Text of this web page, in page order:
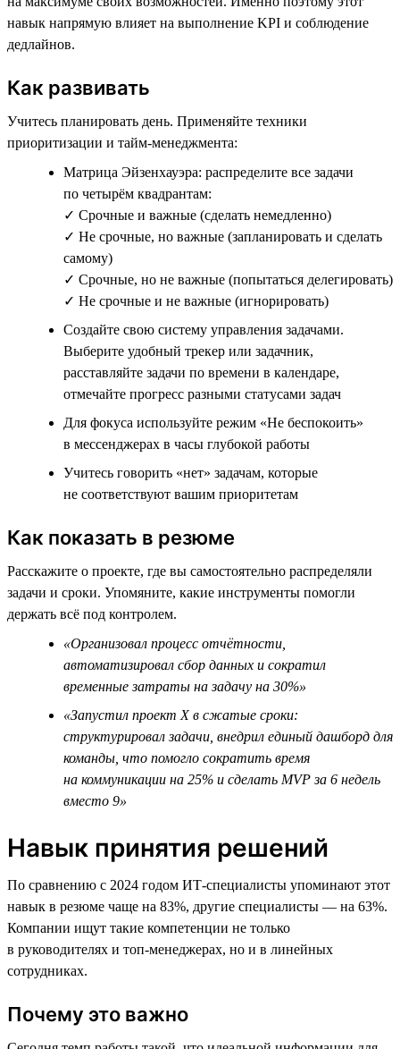
навык напрямую влияет на выполнение KPI и соблюдение
дедлайнов.
Как развивать
Учитесь планировать день. Применяйте техники
приоритизации и тайм-менеджмента:
Матрица Эйзенхауэра: распределите все задачи
по четырём квадрантам:
✓ Срочные и важные (сделать немедленно)
✓ Не срочные, но важные (запланировать и сделать
самому)
✓ Срочные, но не важные (попытаться делегировать)
✓ Не срочные и не важные (игнорировать)
Создайте свою систему управления задачами.
Выберите удобный трекер или задачник,
расставляйте задачи по времени в календаре,
отмечайте прогресс разными статусами задач
Для фокуса используйте режим «Не беспокоить»
в мессенджерах в часы глубокой работы
Учитесь говорить «нет» задачам, которые
не соответствуют вашим приоритетам
Как показать в резюме
Расскажите о проекте, где вы самостоятельно распределяли
задачи и сроки. Упомяните, какие инструменты помогли
держать всё под контролем.
«Организовал процесс отчётности,
автоматизировал сбор данных и сократил
временные затраты на задачу на 30%»
«Запустил проект Х в сжатые сроки:
структурировал задачи, внедрил единый дашборд для
команды, что помогло сократить время
на коммуникации на 25% и сделать MVP за 6 недель
вместо 9»
Навык принятия решений
По сравнению с 2024 годом ИТ-специалисты упоминают этот
навык в резюме чаще на 83%, другие специалисты — на 63%.
Компании ищут такие компетенции не только
в руководителях и топ-менеджерах, но и в линейных
сотрудниках.
Почему это важно